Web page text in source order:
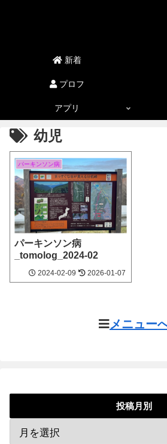
新着
プロフ
アプリ
幼児
パーキンソン病
パーキンソン病
_tomolog_2024-02
2024‐02-09 2026‐01-07
メニュー
投稿月別